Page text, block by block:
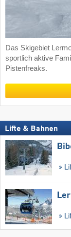
Das Skigebiet
sportlich aktive
Pistenfreaks.
Lifte & Bahnen